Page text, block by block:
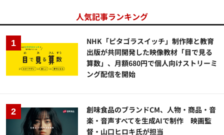
人気記事ランキング
NHK「ピタゴラスイッチ」制作陣と教育
出版が共同開発した映像教材「目で見る
算数」、月額680円で個人向けストリーミ
ング配信を開始
創味食品のブランドCM、人物・商品・音
楽・音声すべてを生成AIで制作 映画監
督・山口ヒロキ氏が担当